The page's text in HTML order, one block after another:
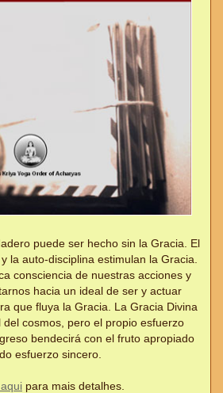
puede ser hecho sin la Gracia. El
la auto-disciplina estimulan la Gracia.
consciencia de nuestras acciones y
hacia un ideal de ser y actuar
que fluya la Gracia. La Gracia Divina
cosmos, pero el propio esfuerzo
bendecirá con el fruto apropiado
esfuerzo sincero.
para mais detalhes.